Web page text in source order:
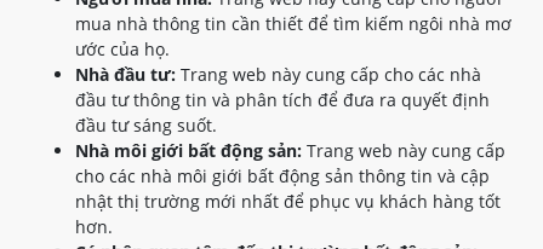
mua nhà thông tin cần thiết để tìm kiếm ngôi nhà mơ
ước của họ.
Nhà đầu tư: Trang web này cung cấp cho các nhà
đầu tư thông tin và phân tích để đưa ra quyết định
đầu tư sáng suốt.
Nhà môi giới bất động sản: Trang web này cung cấp
cho các nhà môi giới bất động sản thông tin và cập
nhật thị trường mới nhất để phục vụ khách hàng tốt
hơn.